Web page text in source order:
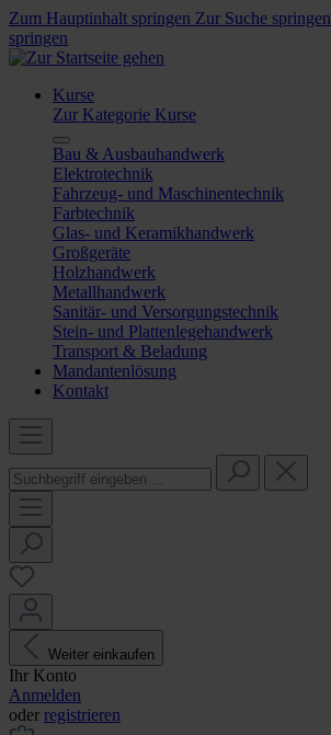
Zum Hauptinhalt springen Zur Suche springen
springen
Kurse
Zur Kategorie Kurse
Bau & Ausbauhandwerk
Elektrotechnik
Fahrzeug- und Maschinentechnik
Farbtechnik
Glas- und Keramikhandwerk
Großgeräte
Holzhandwerk
Metallhandwerk
Sanitär- und Versorgungstechnik
Stein- und Plattenlegehandwerk
Transport & Beladung
Mandantenlösung
Kontakt
Weiter einkaufen
Ihr Konto
Anmelden
oder registrieren